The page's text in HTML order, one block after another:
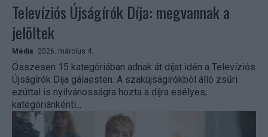
Televíziós Újságírók Díja: megvannak a
jelöltek
Média 2026. március 4.
Összesen 15 kategóriában adnak át díjat idén a Televíziós
Újságírók Díja gálaesten. A szakújságírókból álló zsűri
ezúttal is nyilvánosságra hozta a díjra esélyes,
kategóriánkénti...